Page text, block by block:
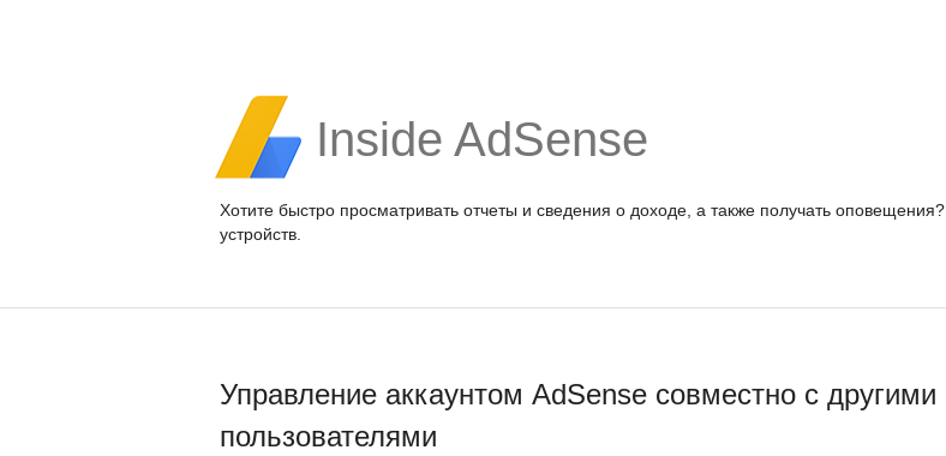
Inside AdSense
Хотите быстро просматривать отчеты и сведения о доходе, а также получать оповещения?
устройств.
Управление аккаунтом AdSense совместно с другими
пользователями